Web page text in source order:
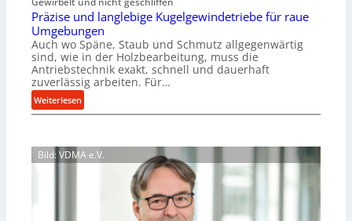
t
z
u
n
d
A
f
t
t
s
l
o
s
e
w
i
g
e
l
g
e
w
i
e
t
Präzise und langlebige Kugelgewindetriebe für raue
Umgebungen
Auch wo Späne, Staub und Schmutz allgegenwärtig
sind, wie in der Holzbearbeitung, muss die
Antriebstechnik exakt, schnell und dauerhaft
zuverlässig arbeiten. Für…
Weiterlesen:
P
z
Bild: VDMA e.V.